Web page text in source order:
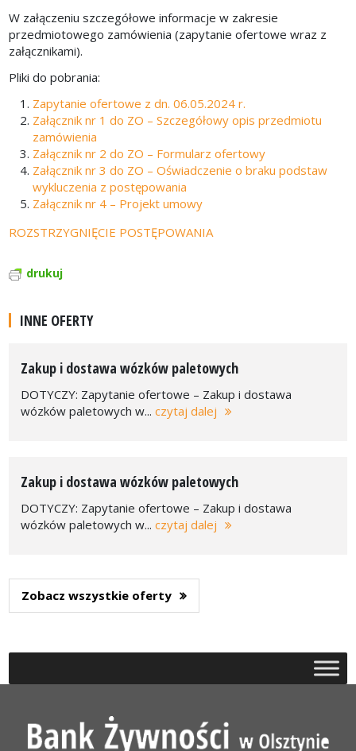
W załączeniu szczegółowe informacje w zakresie
przedmiotowego zamówienia (zapytanie ofertowe wraz z
załącznikami).
Pliki do pobrania:
Zapytanie ofertowe z dn. 06.05.2024 r.
Załącznik nr 1 do ZO – Szczegółowy opis przedmiotu
zamówienia
Załącznik nr 2 do ZO – Formularz ofertowy
Załącznik nr 3 do ZO – Oświadczenie o braku podstaw
wykluczenia z postępowania
Załącznik nr 4 – Projekt umowy
ROZSTRZYGNIĘCIE POSTĘPOWANIA
drukuj
INNE OFERTY
Zakup i dostawa wózków paletowych
DOTYCZY: Zapytanie ofertowe – Zakup i dostawa
wózków paletowych w...czytaj dalej
Zakup i dostawa wózków paletowych
DOTYCZY: Zapytanie ofertowe – Zakup i dostawa
wózków paletowych w...czytaj dalej
Zobacz wszystkie oferty